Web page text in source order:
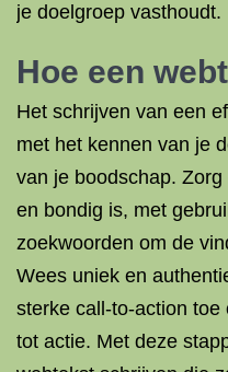
je doelgroep vasthoudt.
Hoe een
Het schrijven van een
met het kennen van je
van je boodschap.
en bondig is, met
zoekwoorden om de
Wees uniek en
sterke call-to-action
tot actie. Met deze